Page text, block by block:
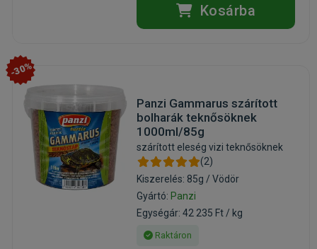
Kosárba
-30%
Panzi Gammarus szárított
bolharák teknősöknek
1000ml/85g
szárított eleség vizi teknősöknek
(2)
Kiszerelés: 85g / Vödör
Gyártó: Panzi
Egységár: 42 235 Ft / kg
Raktáron